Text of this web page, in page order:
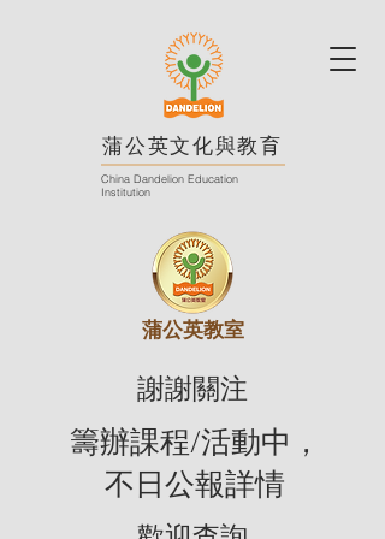
蒲公英文化與教育
China Dandelion Education
Institution
蒲公英教室
謝謝關注
籌辦課程/活動中，
不日公報詳情